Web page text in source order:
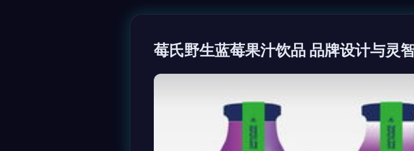
莓氏野生蓝莓果汁饮品 品牌设计与灵